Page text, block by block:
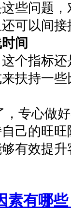
些问题
可以间
间
个指标
扶持一
专心做
己的旺
有效提
素有哪